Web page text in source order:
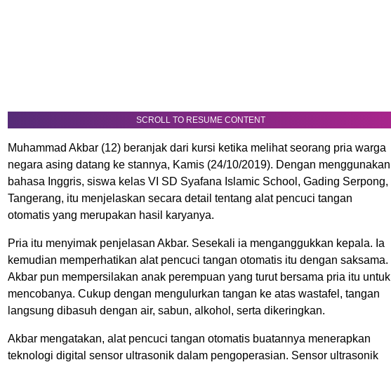
SCROLL TO RESUME CONTENT
Muhammad Akbar (12) beranjak dari kursi ketika melihat seorang pria warga
negara asing datang ke stannya, Kamis (24/10/2019). Dengan menggunakan
bahasa Inggris, siswa kelas VI SD Syafana Islamic School, Gading Serpong,
Tangerang, itu menjelaskan secara detail tentang alat pencuci tangan
otomatis yang merupakan hasil karyanya.
Pria itu menyimak penjelasan Akbar. Sesekali ia menganggukkan kepala. Ia
kemudian memperhatikan alat pencuci tangan otomatis itu dengan saksama.
Akbar pun mempersilakan anak perempuan yang turut bersama pria itu untuk
mencobanya. Cukup dengan mengulurkan tangan ke atas wastafel, tangan
langsung dibasuh dengan air, sabun, alkohol, serta dikeringkan.
Akbar mengatakan, alat pencuci tangan otomatis buatannya menerapkan
teknologi digital sensor ultrasonik dalam pengoperasian. Sensor ultrasonik